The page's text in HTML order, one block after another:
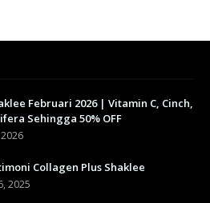
Februari 2026 | Vitamin C, Cinch,
Sehingga 50% OFF
Collagen Plus Shaklee
2025